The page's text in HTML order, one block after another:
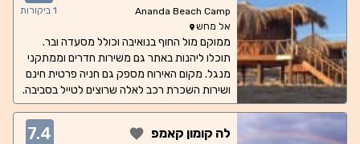
Ananda Beach Camp
אל מחש
1 ביקורות
ממוקם מול החוף בנואיבה וכולל מסעדה ובר.
תוכלו ליהנות באתר גם משירות חדרים וממתקני
מנגל. מקום האירוח מספק גם חניה פרטית חינם
ושירות השכרת רכב לאלה שרוצים לטייל בסביבה.
תוכלו ליהנות מפעילויות בנואייבה ובסביבתה, כגון
לה קומון קאמפ 7.4